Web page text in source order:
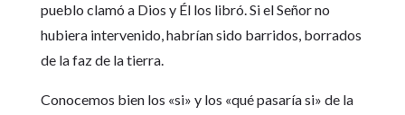
pueblo clamó a Dios y Él los libró. Si el Señor no
hubiera intervenido, habrían sido barridos, borrados
de la faz de la tierra.
Conocemos bien los «si» y los «qué pasaría si» de la